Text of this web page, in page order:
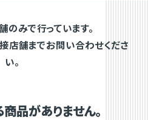
みで行っています。
店舗までお問い合わせくださ
い。
品がありません。